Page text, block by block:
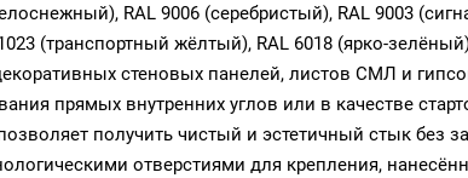
RAL 9006 (серебристый), RAL 9003
(транспортный жёлтый), RAL 6018 (ярко-
стеновых панелей, листов СМЛ и
прямых внутренних углов или в качестве
получить чистый и эстетичный стык без
отверстиями для крепления,